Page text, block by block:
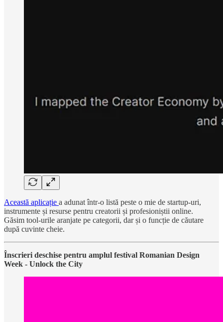
Această aplicație a adunat într-o listă peste o mie de startup-uri,
instrumente și resurse pentru creatorii și profesioniștii online.
Găsim tool-urile aranjate pe categorii, dar și o funcție de căutare
după cuvinte cheie.
Înscrieri deschise pentru amplul festival Romanian Design
Week - Unlock the City